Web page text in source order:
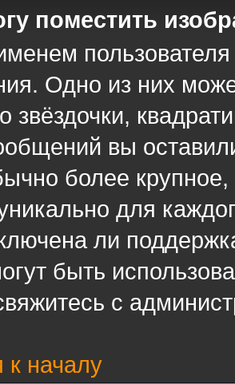
поместить
пользователя
Одно из них
звёздочки,
вы
более
для
ли
быть
с
к началу